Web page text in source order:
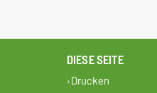
DIESE SEITE
Drucken